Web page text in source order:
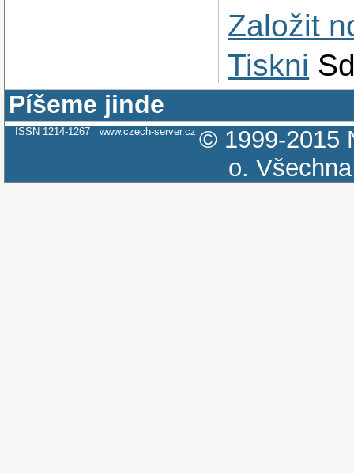
Založit
Tiskni
Píšeme jinde
ISSN 1214-1267 www.czech-server.cz © 1999-2015
o.